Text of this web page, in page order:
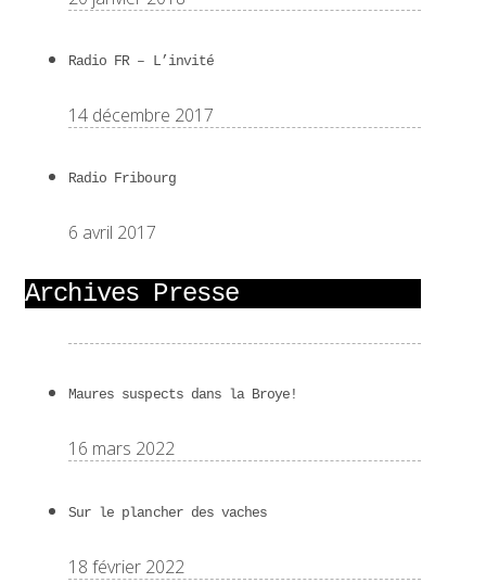
Radio FR – L’invité
14 décembre 2017
Radio Fribourg
6 avril 2017
Archives Presse
Maures suspects dans la Broye!
16 mars 2022
Sur le plancher des vaches
18 février 2022